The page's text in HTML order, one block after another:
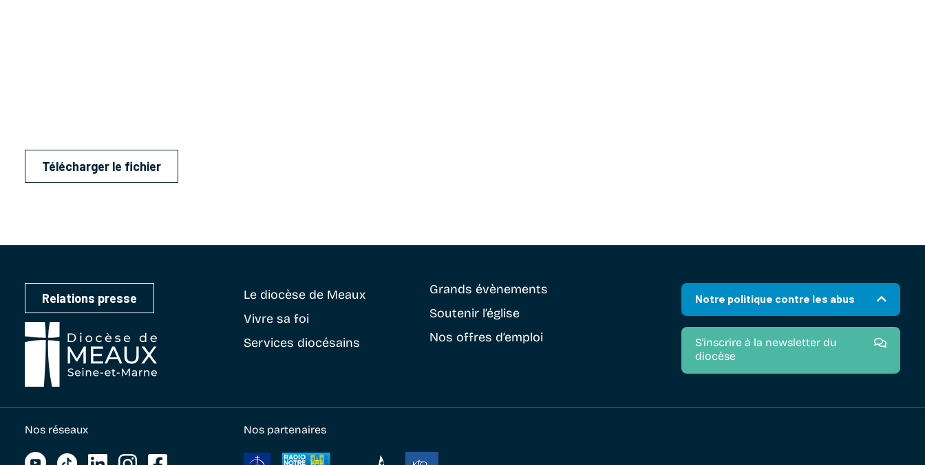
Télécharger le fichier
Relations presse Le diocèse de Meaux
Vivre sa foi
Services diocésains
Grands évènements
Soutenir l’église
Nos offres d’emploi
Notre politique contre les abus
S'inscrire à la newsletter du
diocèse
Nos réseaux Nos partenaires